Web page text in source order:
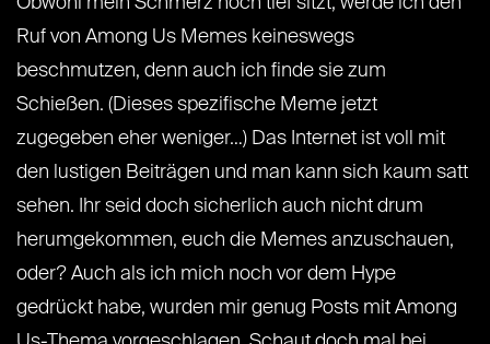
Ruf von Among Us Memes keineswegs
beschmutzen, denn auch ich finde sie zum
Schießen. (Dieses spezifische Meme jetzt
zugegeben eher weniger…) Das Internet ist voll mit
den lustigen Beiträgen und man kann sich kaum satt
sehen. Ihr seid doch sicherlich auch nicht drum
herumgekommen, euch die Memes anzuschauen,
oder? Auch als ich mich noch vor dem Hype
gedrückt habe, wurden mir genug Posts mit Among